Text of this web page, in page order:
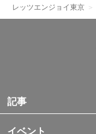
レッツエンジョイ東京
記事
イベント